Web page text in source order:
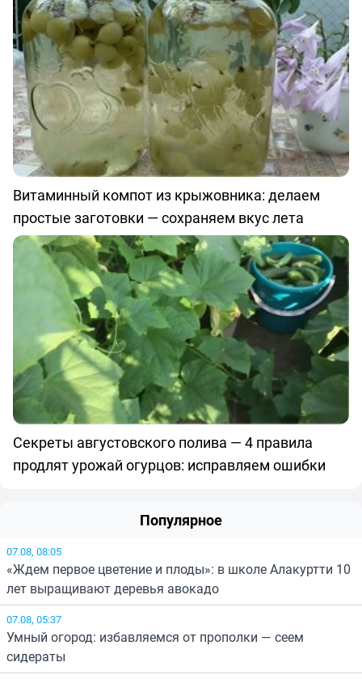
Витаминный компот из крыжовника: делаем
простые заготовки — сохраняем вкус лета
Секреты августовского полива — 4 правила
продлят урожай огурцов: исправляем ошибки
Популярное
07.08, 08:05
«Ждем первое цветение и плоды»: в школе Алакуртти 10
лет выращивают деревья авокадо
07.08, 05:37
Умный огород: избавляемся от прополки — сеем
сидераты